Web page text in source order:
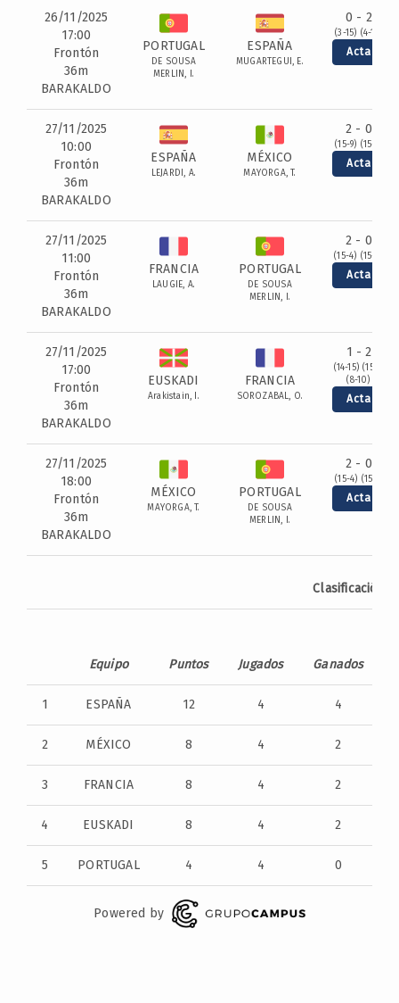
26/11/2025
17:00
Frontón
36m
BARAKALDO
PORTUGAL
DE SOUSA
MERLIN, I.
ESPAÑA
MUGARTEGUI, E.
0 - 2
(3-15) (4-15)
Acta
27/11/2025
10:00
Frontón
36m
BARAKALDO
ESPAÑA
LEJARDI, A.
MÉXICO
MAYORGA, T.
2 - 0
(15-9) (15-2)
Acta
27/11/2025
11:00
Frontón
36m
BARAKALDO
FRANCIA
LAUGIE, A.
PORTUGAL
DE SOUSA
MERLIN, I.
2 - 0
(15-4) (15-4)
Acta
27/11/2025
17:00
Frontón
36m
BARAKALDO
EUSKADI
Arakistain, I.
FRANCIA
SOROZABAL, O.
1 - 2
(14-15) (15-7)
(8-10)
Acta
27/11/2025
18:00
Frontón
36m
BARAKALDO
MÉXICO
MAYORGA, T.
PORTUGAL
DE SOUSA
MERLIN, I.
2 - 0
(15-4) (15-1)
Acta
Clasificación
Equipo Puntos Jugados Ganados
1 ESPAÑA 12 4 4
2 MÉXICO 8 4 2
3 FRANCIA 8 4 2
4 EUSKADI 8 4 2
5 PORTUGAL 4 4 0
Powered by